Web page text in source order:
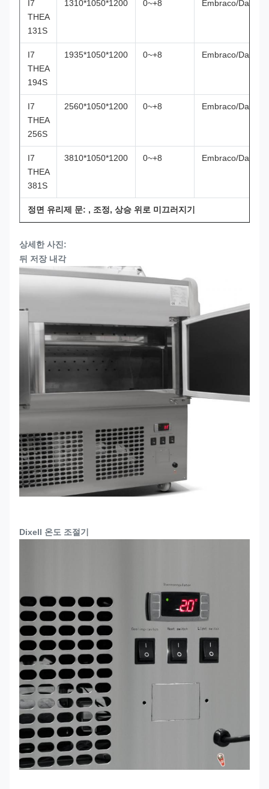
I7
THEA
131S
1310*1050*1200 0~+8 Embraco/Danfoss
I7
THEA
194S
1935*1050*1200 0~+8 Embraco/Danfoss
I7
THEA
256S
2560*1050*1200 0~+8 Embraco/Danfoss
I7
THEA
381S
3810*1050*1200 0~+8 Embraco/Danfoss
정면 유리제 문: , 조정, 상승 위로 미끄러지기
상세한 사진:
뒤 저장 내각
Dixell 온도 조절기